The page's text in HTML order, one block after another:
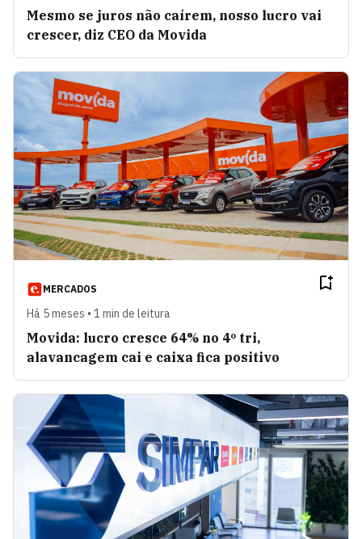
Mesmo se juros não caírem, nosso lucro vai
crescer, diz CEO da Movida
MERCADOS
Há 5 meses • 1 min de leitura
Movida: lucro cresce 64% no 4º tri,
alavancagem cai e caixa fica positivo